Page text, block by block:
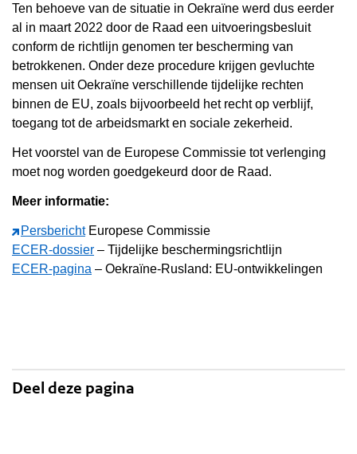
Ten behoeve van de situatie in Oekraïne werd dus eerder
al in maart 2022 door de Raad een uitvoeringsbesluit
conform de richtlijn genomen ter bescherming van
betrokkenen. Onder deze procedure krijgen gevluchte
mensen uit Oekraïne verschillende tijdelijke rechten
binnen de EU, zoals bijvoorbeeld het recht op verblijf,
toegang tot de arbeidsmarkt en sociale zekerheid.
Het voorstel van de Europese Commissie tot verlenging
moet nog worden goedgekeurd door de Raad.
Meer informatie:
PersberichtEuropese Commissie
ECER-dossier – Tijdelijke beschermingsrichtlijn
ECER-pagina – Oekraïne-Rusland: EU-ontwikkelingen
Deel deze pagina